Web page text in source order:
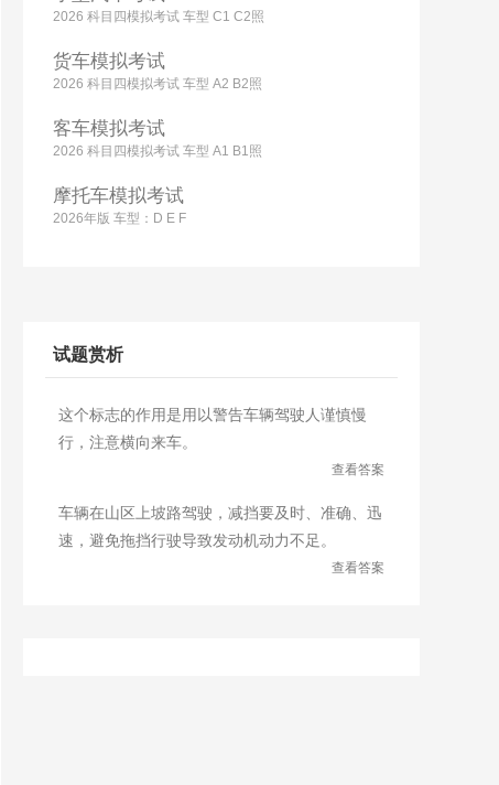
2026 科目四模拟考试 车型 C1 C2照
货车模拟考试
2026 科目四模拟考试 车型 A2 B2照
客车模拟考试
2026 科目四模拟考试 车型 A1 B1照
摩托车模拟考试
2026年版 车型：D E F
试题赏析
这个标志的作用是用以警告车辆驾驶人谨慎慢
行，注意横向来车。
查看答案
车辆在山区上坡路驾驶，减挡要及时、准确、迅
速，避免拖挡行驶导致发动机动力不足。
查看答案